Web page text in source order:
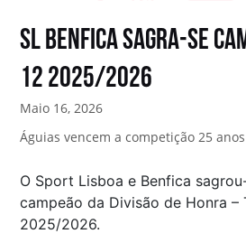
SL BENFICA SAGRA-SE
12 2025/2026
Maio 16, 2026
Águias vencem a competição 25
O Sport Lisboa e Benfica
campeão da Divisão de Honra –
2025/2026.